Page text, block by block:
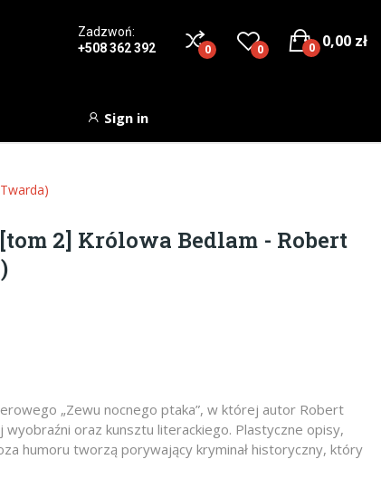
Zadzwoń:
+508 362 392
0 0 0,00 zł
0
Sign in
2] Królowa Bedlam - Robert
„Zewu nocnego ptaka”, w której autor Robert
oraz kunsztu literackiego. Plastyczne opisy,
humoru tworzą porywający kryminał historyczny, który